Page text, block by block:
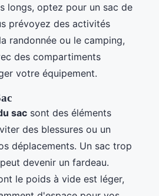
longs, optez pour un sac de
prévoyez des activités
randonnée ou le camping,
des compartiments
votre équipement.
sac sont des éléments
des blessures ou un
déplacements. Un sac trop
devenir un fardeau.
le poids à vide est léger,